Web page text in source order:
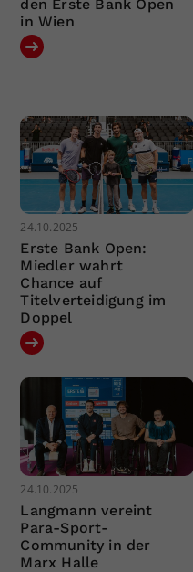
den Erste Bank Open
in Wien
24.10.2025
Erste Bank Open:
Miedler wahrt
Chance auf
Titelverteidigung im
Doppel
24.10.2025
Langmann vereint
Para-Sport-
Community in der
Marx Halle